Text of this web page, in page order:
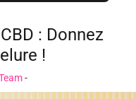
: Donnez
!
-